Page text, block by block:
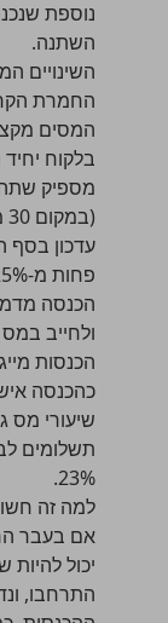
השתנה.
השינויים
החמרת
המסים
בלקוח
(במקום 30 מתוך 48).
עדכון בסף
הכנסה
ולחייב
הכנסות
כהכנסה
תשלומים
23%.
למה זה
אם בעבר
התרחבו,